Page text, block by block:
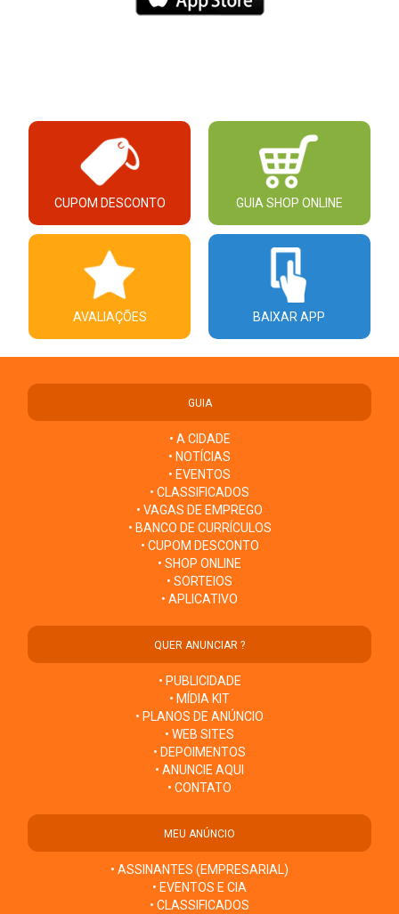
CUPOM DESCONTO GUIA SHOP ONLINE
AVALIAÇÕES BAIXAR APP
GUIA
• A CIDADE
• NOTÍCIAS
• EVENTOS
• CLASSIFICADOS
• VAGAS DE EMPREGO
• BANCO DE CURRÍCULOS
• CUPOM DESCONTO
• SHOP ONLINE
• SORTEIOS
• APLICATIVO
QUER ANUNCIAR ?
• PUBLICIDADE
• MÍDIA KIT
• PLANOS DE ANÚNCIO
• WEB SITES
• DEPOIMENTOS
• ANUNCIE AQUI
• CONTATO
MEU ANÚNCIO
• ASSINANTES (EMPRESARIAL)
• EVENTOS E CIA
• CLASSIFICADOS